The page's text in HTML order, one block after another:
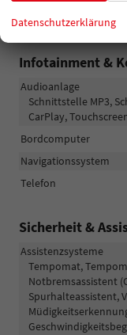
Sitze: Verstellbarkeit
Infotainment &
Audioanlage
Schnittstelle MP3,
CarPlay,
Bordcomputer
Navigationssystem
Telefon
Sicherheit &
Assistenzsysteme
Tempomat,
Notbremsassistent
Spurhalteassistent,
Datenschutzerklärung